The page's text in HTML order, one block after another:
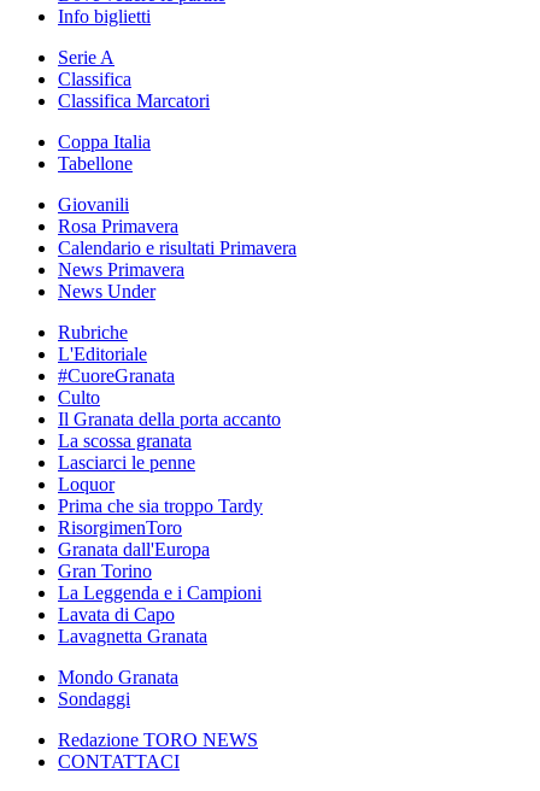
Info biglietti
Serie A
Classifica
Classifica Marcatori
Coppa Italia
Tabellone
Giovanili
Rosa Primavera
Calendario e risultati Primavera
News Primavera
News Under
Rubriche
L'Editoriale
#CuoreGranata
Culto
Il Granata della porta accanto
La scossa granata
Lasciarci le penne
Loquor
Prima che sia troppo Tardy
RisorgimenToro
Granata dall'Europa
Gran Torino
La Leggenda e i Campioni
Lavata di Capo
Lavagnetta Granata
Mondo Granata
Sondaggi
Redazione TORO NEWS
CONTATTACI